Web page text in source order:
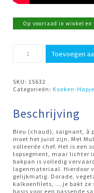
Op voorraad in winkel en
32cm
aantal
Toevoegen
SKU: 15632
Categorieën:Koeken-
Beschrijving
Bleu (chaud), saignant, à
moet het juist zijn. Met
volleerde chef. Het is een
topsegment, maar lichter
bakpan is volledig
lagenmateriaal. Hierdoor
gelijkmatig. Dorade,
kalkoenfilets, ... je bakt ze
basis voor een passende